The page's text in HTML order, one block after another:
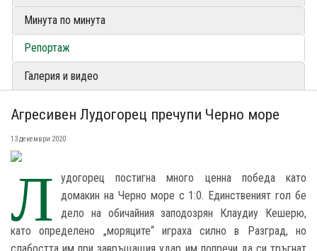
Минута по минута
Репортаж
Галерия и видео
Агресивен Лудогорец пречупи Черно море
13 декември 2020
Л
удогорец постигна много ценна победа като
домакин на Черно море с 1:0. Единственият гол бе
дело на обичайния заподозрян Клаудиу Кешерю,
като определено „моряците“ играха силно в Разград, но
слабостта им при завръщащия удар им попречи да си тръгнат